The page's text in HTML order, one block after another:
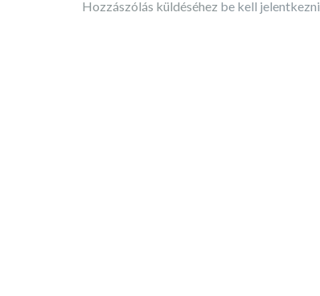
Hozzászólás küldéséhez be kell jelentkezni